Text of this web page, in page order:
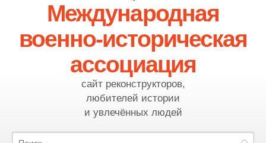
Международная
военно-историческая
ассоциация
сайт реконструкторов,
любителей истории
и увлечённых людей